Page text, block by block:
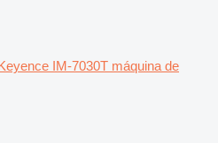
IM-7030T máquina de